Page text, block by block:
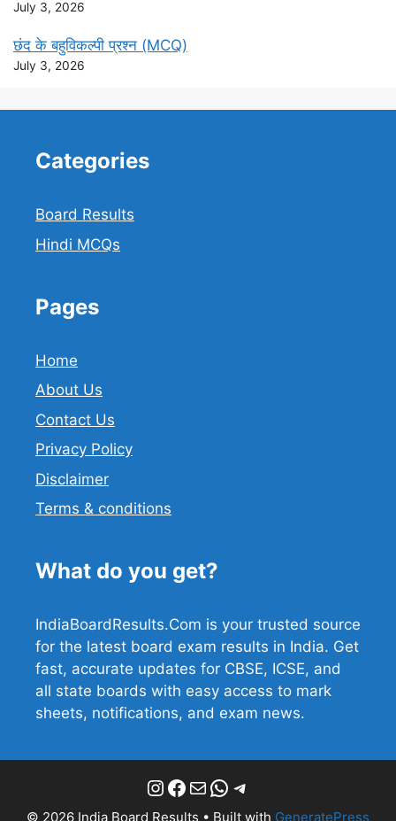
July 3, 2026
छंद के बहुविकल्पी प्रश्न (MCQ)
July 3, 2026
Categories
Board Results
Hindi MCQs
Pages
Home
About Us
Contact Us
Privacy Policy
Disclaimer
Terms & conditions
What do you get?
IndiaBoardResults.Com is your trusted source
for the latest board exam results in India. Get
fast, accurate updates for CBSE, ICSE, and
all state boards with easy access to mark
sheets, notifications, and exam news.
Instagram
Facebook
MailWhatsApp
Telegram
© 2026 India Board Results • Built with GeneratePress